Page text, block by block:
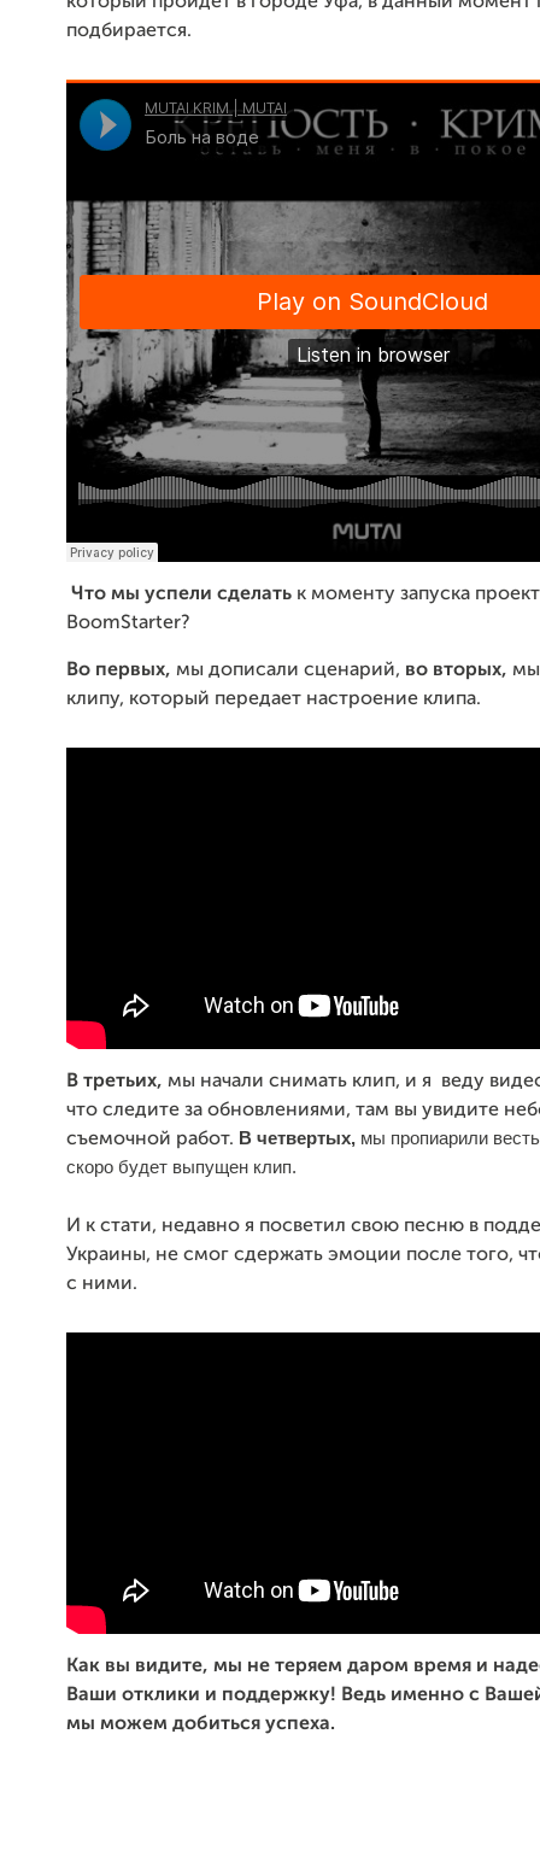
подбирается.
Что мы успели сделать к моменту запуска
BoomStarter?
Во первых, мы дописали сценарий, во вторых, мы
клипу, который передает настроение клипа.
В третьих, мы начали снимать клип, и я веду
что следите за обновлениями, там вы увидите
съемочной работ. В четвертых, мы пропиарили
скоро будет выпущен клип.
И к стати, недавно я посветил свою песню в
Украины, не смог сдержать эмоции после того,
с ними.
Как вы видите, мы не теряем даром время и
Ваши отклики и поддержку! Ведь именно с
мы можем добиться успеха.